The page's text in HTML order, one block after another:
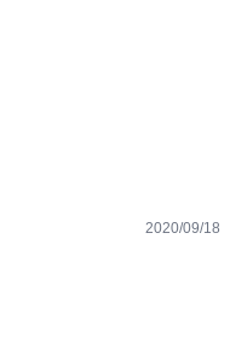
2020/09/18